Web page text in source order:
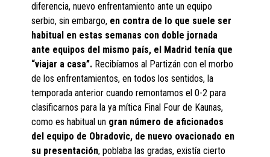
diferencia, nuevo enfrentamiento ante un equipo
serbio, sin embargo, en contra de lo que suele ser
habitual en estas semanas con doble jornada
ante equipos del mismo país, el Madrid tenía que
“viajar a casa”. Recibíamos al Partizán con el morbo
de los enfrentamientos, en todos los sentidos, la
temporada anterior cuando remontamos el 0-2 para
clasificarnos para la ya mítica Final Four de Kaunas,
como es habitual un gran número de aficionados
del equipo de Obradovic, de nuevo ovacionado en
su presentación, poblaba las gradas, existía cierto